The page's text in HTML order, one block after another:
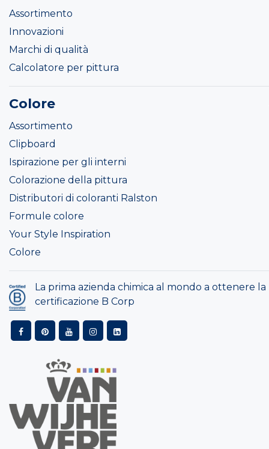
Assortimento
Innovazioni
Marchi di qualità
Calcolatore per pittura
Colore
Assortimento
Clipboard
Ispirazione per gli interni
Colorazione della pittura
Distributori di coloranti Ralston
Formule colore
Your Style Inspiration
Colore
La prima azienda chimica al mondo a ottenere la
certificazione B Corp